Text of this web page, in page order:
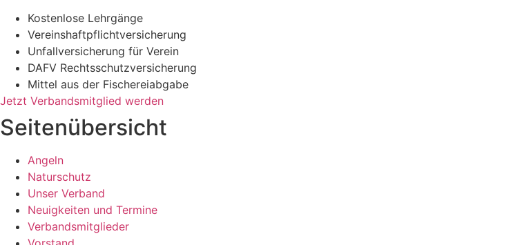
Kostenlose Lehrgänge
Vereinshaftpflichtversicherung
Unfallversicherung für Verein
DAFV Rechtsschutzversicherung
Mittel aus der Fischereiabgabe
Jetzt Verbandsmitglied werden
Seitenübersicht
Angeln
Naturschutz
Unser Verband
Neuigkeiten und Termine
Verbandsmitglieder